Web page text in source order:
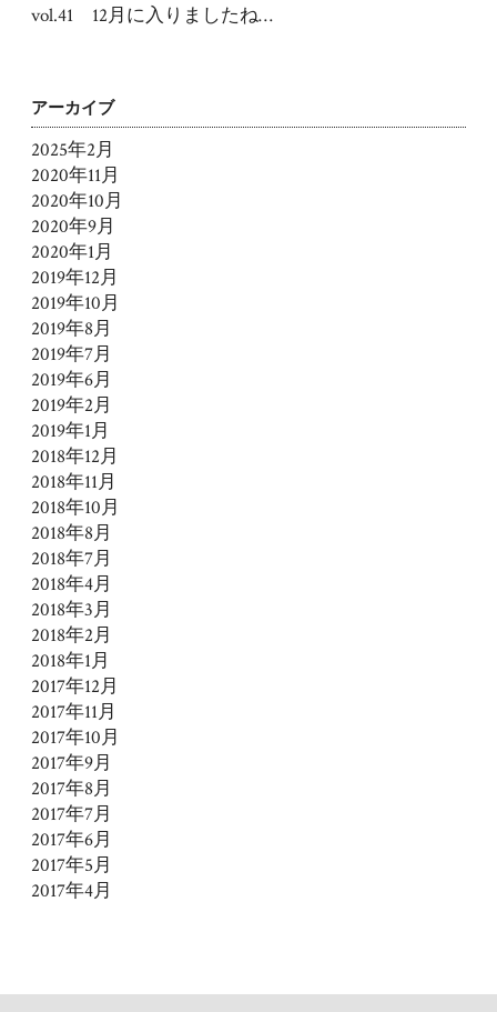
vol.41 12月に入りましたね…
アーカイブ
2025年2月
2020年11月
2020年10月
2020年9月
2020年1月
2019年12月
2019年10月
2019年8月
2019年7月
2019年6月
2019年2月
2019年1月
2018年12月
2018年11月
2018年10月
2018年8月
2018年7月
2018年4月
2018年3月
2018年2月
2018年1月
2017年12月
2017年11月
2017年10月
2017年9月
2017年8月
2017年7月
2017年6月
2017年5月
2017年4月